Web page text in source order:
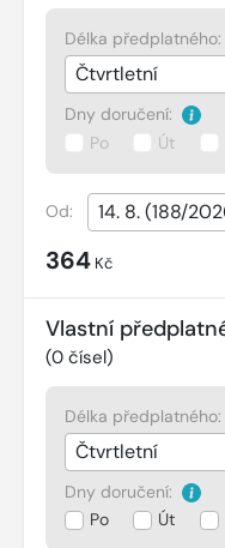
Délka předplatného:
Dny doručení:
Po
Út
Od:
364 Kč
Vlastní
(0 čísel)
Délka předplatného:
Dny doručení:
Po
Út